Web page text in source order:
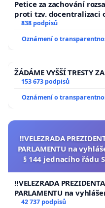
Petice za zachování
proti tzv. docentralizaci
838 podpisů
Oznámení o
ŽÁDÁME VYŠŠÍ TRESTY
153 673 podpisů
Oznámení o
‼️VELEZRADA
PARLAMENTU na
§ 144 jednacího řádu
‼️VELEZRADA
PARLAMENTU na
144 jednacího řádu
42 737 podpisů